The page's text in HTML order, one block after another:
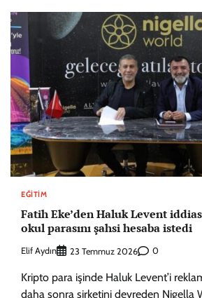
EĞITIM
Fatih Eke’den Haluk Levent
okul parasını şahsi hesaba istedi
Elif Aydın 23 Temmuz 2026 0
Kripto para işinde Haluk Levent’i
daha sonra şirketini devreden Nigella